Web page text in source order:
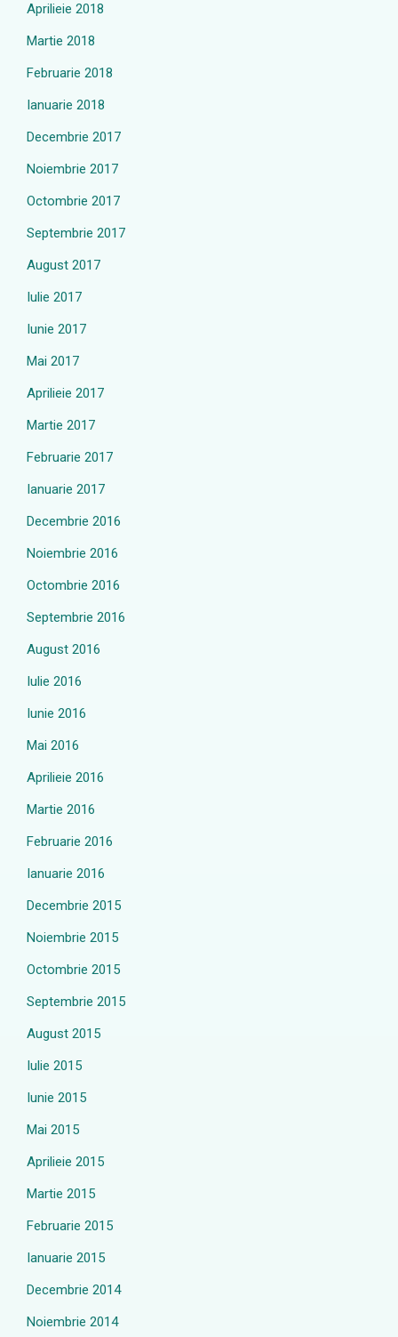
Aprilieie 2018
Martie 2018
Februarie 2018
Ianuarie 2018
Decembrie 2017
Noiembrie 2017
Octombrie 2017
Septembrie 2017
August 2017
Iulie 2017
Iunie 2017
Mai 2017
Aprilieie 2017
Martie 2017
Februarie 2017
Ianuarie 2017
Decembrie 2016
Noiembrie 2016
Octombrie 2016
Septembrie 2016
August 2016
Iulie 2016
Iunie 2016
Mai 2016
Aprilieie 2016
Martie 2016
Februarie 2016
Ianuarie 2016
Decembrie 2015
Noiembrie 2015
Octombrie 2015
Septembrie 2015
August 2015
Iulie 2015
Iunie 2015
Mai 2015
Aprilieie 2015
Martie 2015
Februarie 2015
Ianuarie 2015
Decembrie 2014
Noiembrie 2014